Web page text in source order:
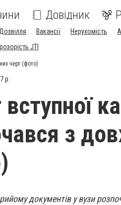
Довідник
Дозвілля Вакансії Нерухомість
JTI
черг (фото)
р.
з
документів у вузи